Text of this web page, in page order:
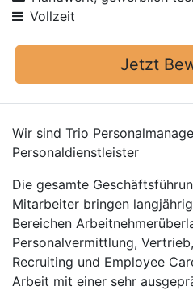
Vollzeit
Jetzt
Wir sind Trio
Personaldienstleister
Die gesamte
Mitarbeiter bringen
Bereichen
Personalvermittlung,
Recruiting und Employee
Arbeit mit einer sehr